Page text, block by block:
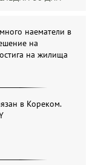
наематели в
на
на жилища
в Кореком.